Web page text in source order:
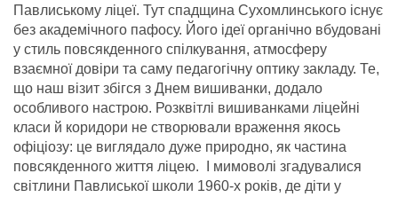
Павлиському ліцеї. Тут спадщина Сухомлинського існує
без академічного пафосу. Його ідеї органічно вбудовані
у стиль повсякденного спілкування, атмосферу
взаємної довіри та саму педагогічну оптику закладу. Те,
що наш візит збігся з Днем вишиванки, додало
особливого настрою. Розквітлі вишиванками ліцейні
класи й коридори не створювали враження якось
офіціозу: це виглядало дуже природно, як частина
повсякденного життя ліцею.
І мимоволі згадувалися
світлини Павлиської школи 1960-х років, де діти у